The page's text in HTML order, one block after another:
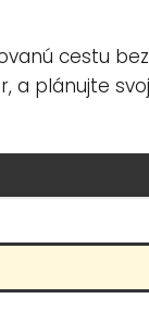
cestu
a plánujte